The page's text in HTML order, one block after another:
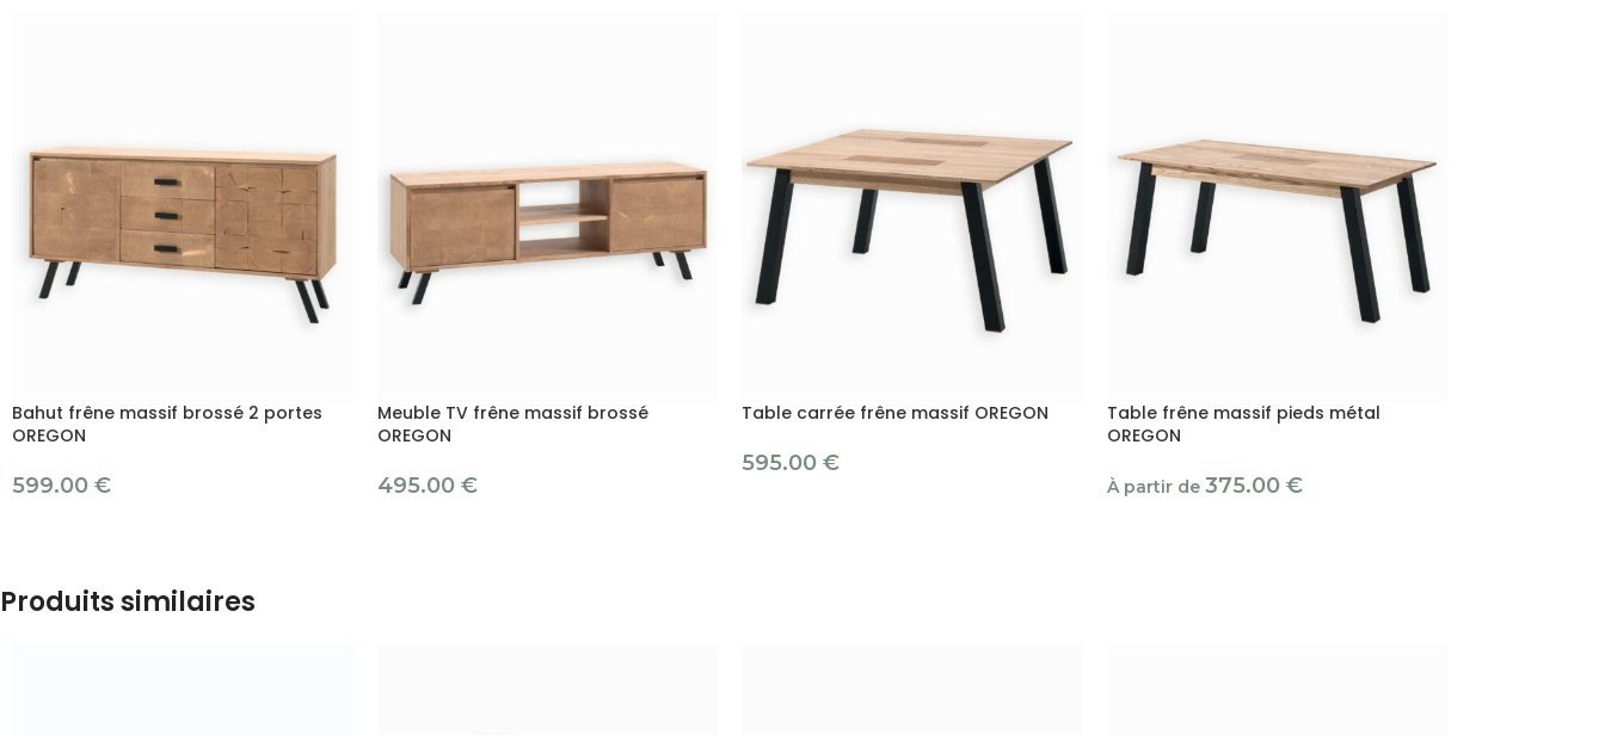
Bahut frêne massif brossé 2 portes
OREGON
599.00 €
Meuble TV frêne massif brossé
OREGON
495.00 €
Table carrée frêne massif OREGON
595.00 €
Table frêne massif pieds métal
OREGON
À partir de 375.00 €
Produits similaires